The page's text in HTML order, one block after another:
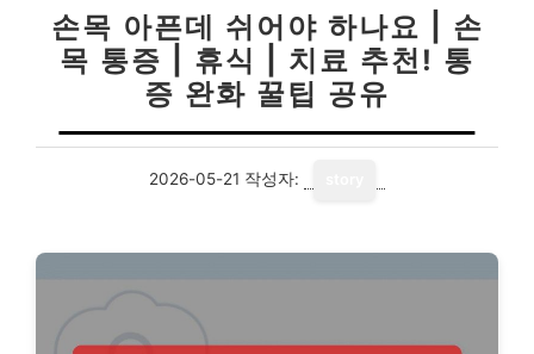
손목 아픈데 쉬어야 하나요 | 손
목 통증 | 휴식 | 치료 추천! 통
증 완화 꿀팁 공유
2026-05-21 작성자: